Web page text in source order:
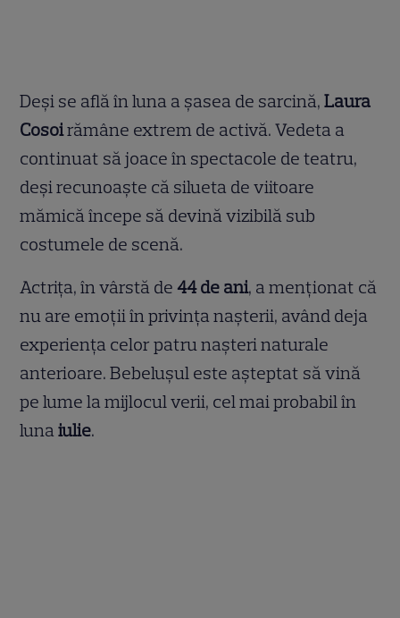
Deși se află în luna a șasea de sarcină,Laura
Cosoirămâne extrem de activă. Vedeta a
continuat să joace în spectacole de teatru,
deși recunoaște că silueta de viitoare
mămică începe să devină vizibilă sub
costumele de scenă.
Actrița, în vârstă de 44 de ani, a menționat că
nu are emoții în privința nașterii, având deja
experiența celor patru nașteri naturale
anterioare. Bebelușul este așteptat să vină
pe lume la mijlocul verii, cel mai probabil în
lunaiulie.